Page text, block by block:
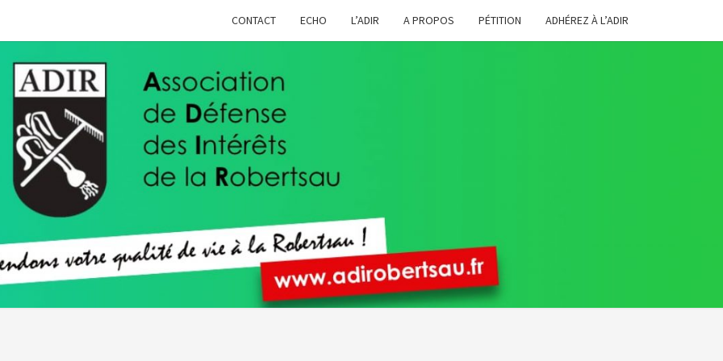
CONTACT ECHO L’ADIR A PROPOS PÉTITION ADHÉREZ À L’ADIR
ADIR
Pour
De Vie À
La
Robertsau